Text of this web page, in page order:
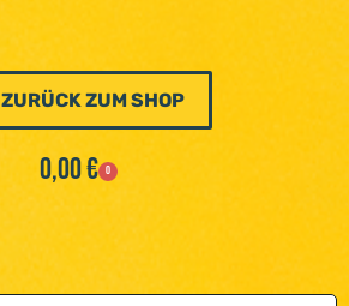
ZURÜCK ZUM SHOP
0,00€ 0